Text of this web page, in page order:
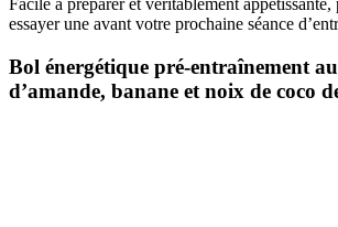
Facile à préparer et véritablement appétissante,
essayer une avant votre prochaine séance
Bol énergétique pré-entraînement
d’amande, banane et noix de coco